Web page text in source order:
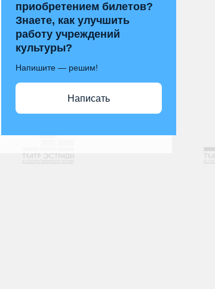
приобретением билетов?
Знаете, как улучшить
работу учреждений
культуры?
Напишите — решим!
Написать